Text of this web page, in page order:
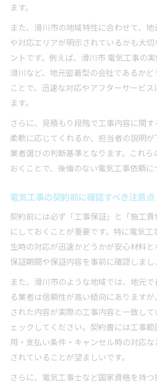
ます。
また、滑川市の地域特性に合わせて、
や対応エリアが明示されているかも大
ントです。例えば、滑川市 電気工事の
滑川など、地元密着型の会社であるかど
ことで、迅速な対応やアフターサービ
ます。
さらに、見積もり段階で工事内容に関
柔軟に応じてくれるか、担当者の説明
業者選びの判断基準となります。これら
おくことで、後悔のない電気工事依頼に
電気工事の契約前に確認すべき注意点
契約前には必ず「工事保証」と「施工
にしておくことが重要です。特に電気工
生時の対応が迅速かどうかが安心材料と
保証期間や保証内容を事前に確認しまし
また、滑川市のような地域では、地元
る業者は信頼性が高い傾向にあります
された内容が実際の工事内容と一致し
ェックしてください。契約書には工事
用・支払い条件・キャンセル時の対応
されていることが望ましいです。
さらに、電気工事士など国家資格を持